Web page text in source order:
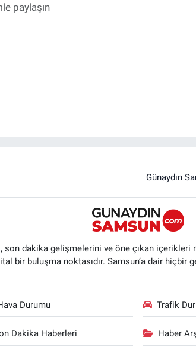
Günaydın
son dakika gelişmelerini ve öne çıkan
bir buluşma noktasıdır. Samsun’a dair hiçbir
Durumu Trafik
Dakika Haberleri Haber